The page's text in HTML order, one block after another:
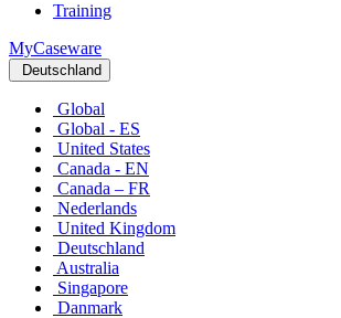
Training
MyCaseware
Deutschland
Global
Global - ES
United States
Canada - EN
Canada – FR
Nederlands
United Kingdom
Deutschland
Australia
Singapore
Danmark